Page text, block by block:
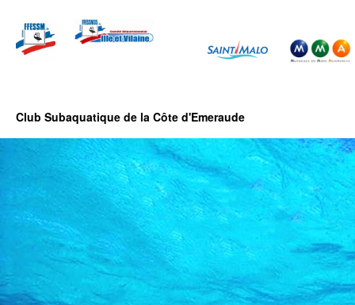
Club Subaquatique de la Côte d'Emeraude